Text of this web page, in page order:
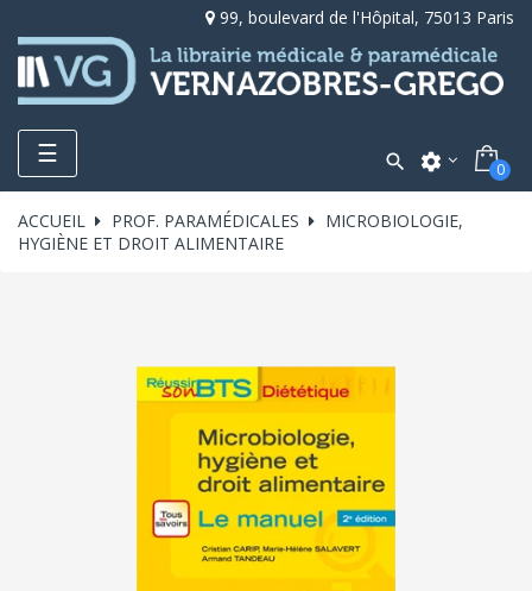
99, boulevard de l'Hôpital, 75013 Paris
Toggle
navigation
☰  settings 0
ACCUEIL PROF. PARAMÉDICALES
MICROBIOLOGIE,
HYGIÈNE ET DROIT ALIMENTAIRE